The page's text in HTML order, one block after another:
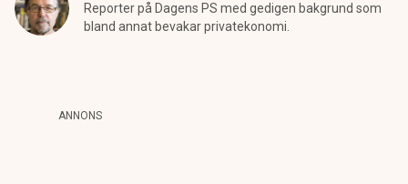
Reporter på Dagens PS med gedigen bakgrund som
bland annat bevakar privatekonomi.
ANNONS